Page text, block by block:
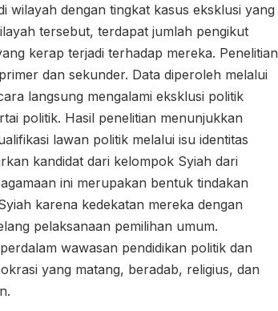
wilayah dengan tingkat kasus eksklusi yang
tersebut, terdapat jumlah pengikut
kerap terjadi terhadap mereka. Penelitian
dan sekunder. Data diperoleh melalui
langsung mengalami eksklusi politik
politik. Hasil penelitian menunjukkan
lawan politik melalui isu identitas
kandidat dari kelompok Syiah dari
ini merupakan bentuk tindakan
karena kedekatan mereka dengan
pelaksanaan pemilihan umum.
wawasan pendidikan politik dan
yang matang, beradab, religius, dan